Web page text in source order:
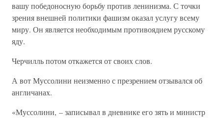
вашу победоносную борьбу против ленинизма. С точки
зрения внешней политики фашизм оказал услугу всему
миру. Он является необходимым противоядием русскому
яду.
Черчилль потом откажется от своих слов.
А вот Муссолини неизменно с презрением отзывался об
англичанах.
«Муссолини, – записывал в дневнике его зять и министр